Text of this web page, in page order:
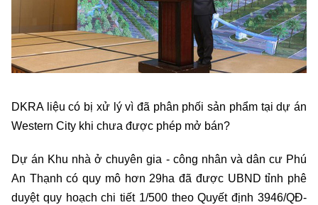
DKRA liệu có bị xử lý vì đã phân phối sản phẩm tại dự án
Western City khi chưa được phép mở bán?
Dự án Khu nhà ở chuyên gia - công nhân và dân cư Phú
An Thạnh có quy mô hơn 29ha đã được UBND tỉnh phê
duyệt quy hoạch chi tiết 1/500 theo Quyết định 3946/QĐ-